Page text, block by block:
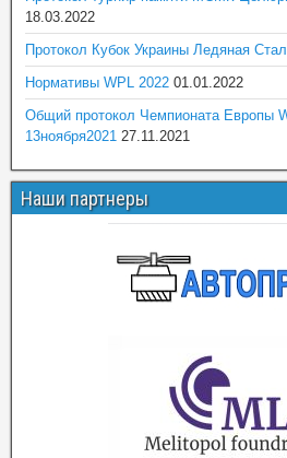
18.03.2022
Протокол Кубок Украины Ледяная
Нормативы WPL 2022 01.01.2022
Общий протокол Чемпионата Европы
13ноября2021 27.11.2021
Наши партнеры